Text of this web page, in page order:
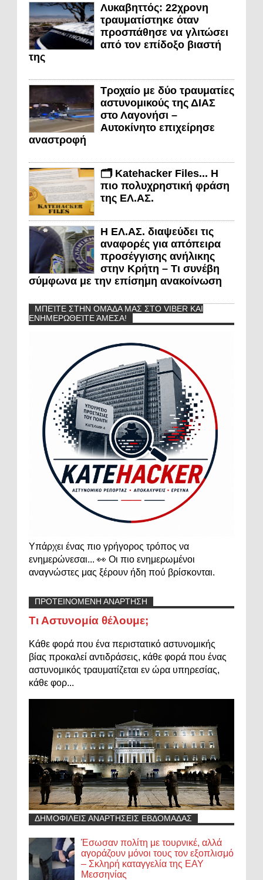
Λυκαβηττός: 22χρονη
τραυματίστηκε όταν
προσπάθησε να γλιτώσει
από τον επίδοξο βιαστή
της
Τροχαίο με δύο τραυματίες
αστυνομικούς της ΔΙΑΣ
στο Λαγονήσι –
Αυτοκίνητο επιχείρησε
αναστροφή
🗂️ Katehacker Files... Η
πιο πολυχρηστική φράση
της ΕΛ.ΑΣ.
Η ΕΛ.ΑΣ. διαψεύδει τις
αναφορές για απόπειρα
προσέγγισης ανήλικης
στην Κρήτη – Τι συνέβη
σύμφωνα με την επίσημη ανακοίνωση
ΜΠΕΊΤΕ ΣΤΗΝ ΟΜΆΔΑ ΜΑΣ ΣΤΟ VIBER ΚΑΙ
ΕΝΗΜΕΡΩΘΕΊΤΕ ΆΜΕΣΑ!
Υπάρχει ένας πιο γρήγορος τρόπος να
ενημερώνεσαι... 👀 Οι πιο ενημερωμένοι
αναγνώστες μας ξέρουν ήδη πού βρίσκονται.
ΠΡΟΤΕΙΝΟΜΕΝΗ ΑΝΑΡΤΗΣΗ
Τι Αστυνομία θέλουμε;
Κάθε φορά που ένα περιστατικό αστυνομικής
βίας προκαλεί αντιδράσεις, κάθε φορά που ένας
αστυνομικός τραυματίζεται εν ώρα υπηρεσίας,
κάθε φορ...
ΔΗΜΟΦΙΛΕΙΣ ΑΝΑΡΤΗΣΕΙΣ ΕΒΔΟΜΑΔΑΣ
Έσωσαν πολίτη με τουρνικέ, αλλά
αγοράζουν μόνοι τους τον εξοπλισμό
– Σκληρή καταγγελία της ΕΑΥ
Μεσσηνίας